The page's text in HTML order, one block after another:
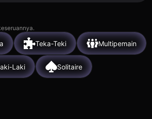
Teka-Teki Multipemain
Laki Solitaire